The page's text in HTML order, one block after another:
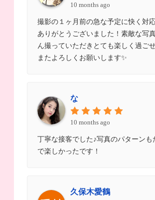
10 months ago
撮影の１ヶ月前の急な予定に快く対
ありがとうございました！素敵な写
ん撮っていただきとても楽しく過ご
またよろしくお願いします✨
な
10 months ago
丁寧な接客でした♪写真のパターンも
で楽しかったです！
久保木愛鶴